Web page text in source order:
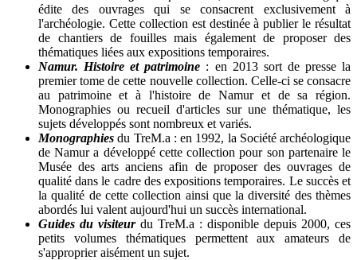
édite des ouvrages qui se consacrent exclusivement à
l'archéologie. Cette collection est destinée à publier le résultat
de chantiers de fouilles mais également de proposer des
thématiques liées aux expositions temporaires.
Namur. Histoire et patrimoine : en 2013 sort de presse la
premier tome de cette nouvelle collection. Celle-ci se consacre
au patrimoine et à l'histoire de Namur et de sa région.
Monographies ou recueil d'articles sur une thématique, les
sujets développés sont nombreux et variés.
Monographies du TreM.a : en 1992, la Société archéologique
de Namur a développé cette collection pour son partenaire le
Musée des arts anciens afin de proposer des ouvrages de
qualité dans le cadre des expositions temporaires. Le succès et
la qualité de cette collection ainsi que la diversité des thèmes
abordés lui valent aujourd'hui un succès international.
Guides du visiteurdu TreM.a : disponible depuis 2000, ces
petits volumes thématiques permettent aux amateurs de
s'approprier aisément un sujet.